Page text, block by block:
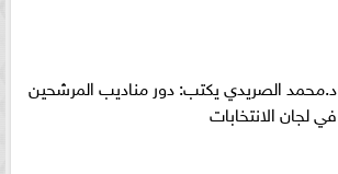
د.محمد الصريدي يكتب: دور مناديب المرشحين
في لجان الانتخابات